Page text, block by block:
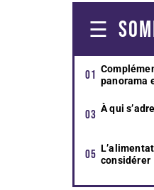
panorama
À qui
considérer